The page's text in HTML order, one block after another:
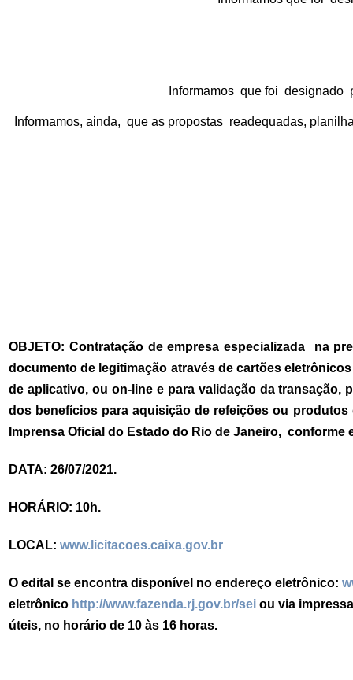
Informamos que foi designado
Informamos, ainda, que as propostas readequadas,
OBJETO: Contratação de empresa especializada na
documento de legitimação através de cartões
de aplicativo, ou on-line e para validação da
dos benefícios para aquisição de refeições ou
Imprensa Oficial do Estado do Rio de Janeiro,
DATA: 26/07/2021.
HORÁRIO: 10h.
LOCAL: www.licitacoes.caixa.gov.br
O edital se encontra disponível no endereço eletrônico:
eletrônico http://www.fazenda.rj.gov.br/sei ou via
úteis, no horário de 10 às 16 horas.